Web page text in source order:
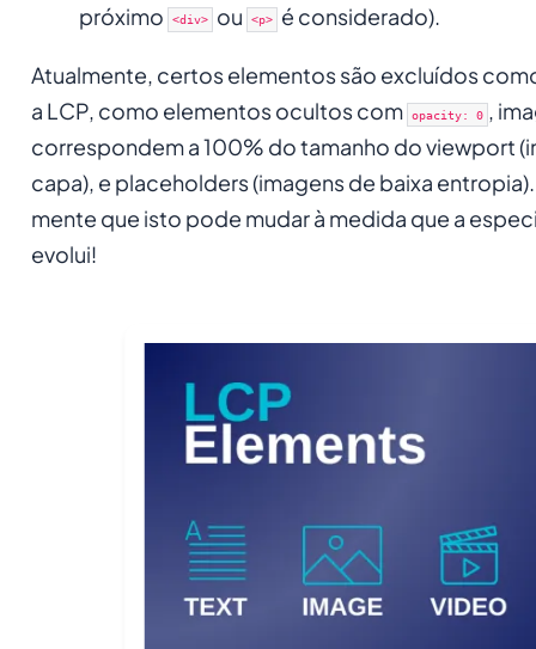
próximo
<div> ou <p> é considerado).
Atualmente, certos elementos são excluídos
a LCP, como elementos ocultos com opacity: 0 ,
correspondem a 100% do tamanho do viewport
capa), e placeholders (imagens de baixa entropia).
mente que isto pode mudar à medida que a
evolui!